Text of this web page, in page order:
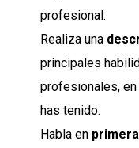
profesional.
Realiza una
principales
profesionales,
has tenido.
Habla en